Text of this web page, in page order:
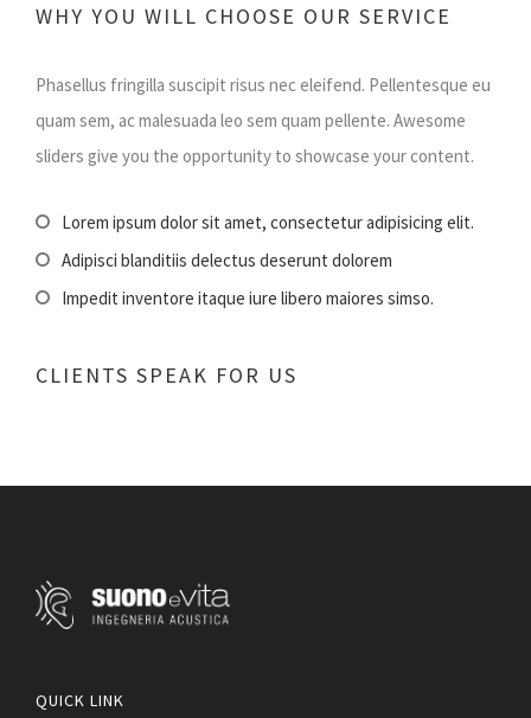
WHY YOU WILL CHOOSE OUR SERVICE
Phasellus fringilla suscipit risus nec eleifend. Pellentesque eu
quam sem, ac malesuada leo sem quam pellente. Awesome
sliders give you the opportunity to showcase your content.
Lorem ipsum dolor sit amet, consectetur adipisicing elit.
Adipisci blanditiis delectus deserunt dolorem
Impedit inventore itaque iure libero maiores simso.
CLIENTS SPEAK FOR US
QUICK LINK